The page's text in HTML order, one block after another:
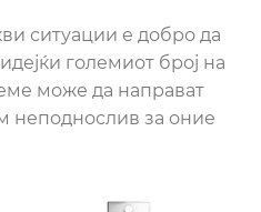
ситуации е добро да
големиот број на
може да направат
неподнослив за оние